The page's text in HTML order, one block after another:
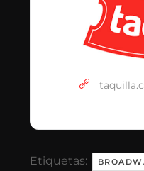
Etiquetas: